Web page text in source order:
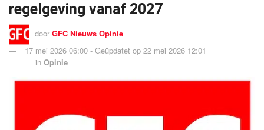
regelgeving vanaf 2027
door GFC Nieuws Opinie
17 mei 2026 06:00 - Geüpdatet op 22 mei 2026 12:01
in Opinie